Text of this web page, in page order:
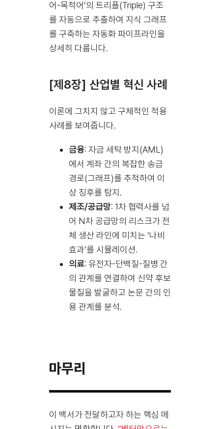
어-목적어’의 트리플(Triple) 구조
를 자동으로 추출하여 지식 그래프
를 구축하는 자동화 파이프라인을
상세히 다룹니다.
[제8장] 산업별 혁신 사례
이론에 그치지 않고 구체적인 적용
사례를 보여줍니다.
금융: 자금 세탁 방지(AML)
에서 계좌 간의 복잡한 송금
경로(그래프)를 추적하여 이
상 징후를 탐지.
제조/공급망: 1차 협력사를 넘
어 N차 공급망의 리스크가 전
체 생산 라인에 미치는 ‘나비
효과’를 시뮬레이션.
의료: 유전자-단백질-질병 간
의 관계를 연결하여 신약 후보
물질을 발굴하고 논문 간의 인
용 관계를 분석.
마무리
이 백서가 전달하고자 하는 핵심 메